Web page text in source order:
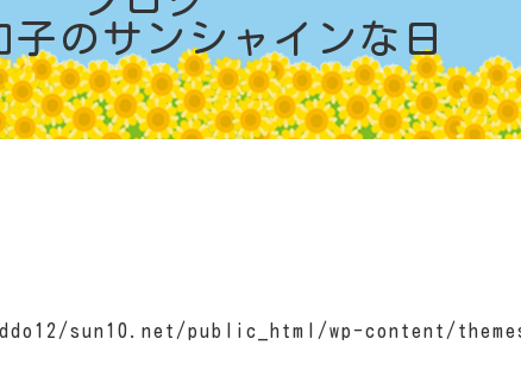
子の サンシャインな日
sun10.net/public_html/wp-content/